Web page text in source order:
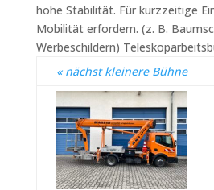
hohe Stabilität. Für kurzzeitige
Mobilität erfordern. (z. B.
Werbeschildern)
« nächst kleinere Bühne